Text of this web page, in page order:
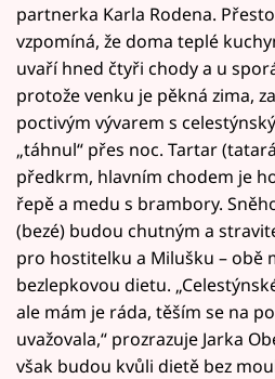
partnerka Karla Rodena.
vzpomíná, že doma teplé
uvaří hned čtyři chody a u
protože venku je pěkná zima,
poctivým vývarem s
„táhnul“ přes noc. Tartar
předkrm, hlavním chodem je
řepě a medu s brambory.
(bezé) budou chutným a
pro hostitelku a Milušku – obě
bezlepkovou dietu.
ale mám je ráda, těším se na
uvažovala,“ prozrazuje Jarka
však budou kvůli dietě bez